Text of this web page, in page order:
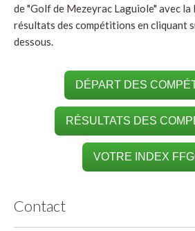
de "Golf de Mezeyrac Laguiole" avec
résultats des compétitions en cliquant
dessous.
DÉPART DES
RÉSULTATS DES
VOTRE INDEX
Contact